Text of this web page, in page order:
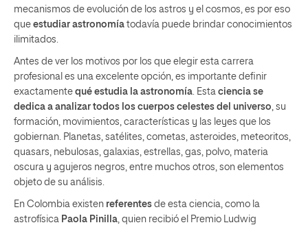
mecanismos de evolución de los astros y el cosmos, es por eso
que estudiar astronomía todavía puede brindar conocimientos
ilimitados.
Antes de ver los motivos por los que elegir esta carrera
profesional es una excelente opción, es importante definir
exactamente qué estudia la astronomía . Esta ciencia se
dedica a analizar todos los cuerpos celestes del universo , su
formación, movimientos, características y las leyes que los
gobiernan. Planetas, satélites, cometas, asteroides, meteoritos,
quasars, nebulosas, galaxias, estrellas, gas, polvo, materia
oscura y agujeros negros, entre muchos otros, son elementos
objeto de su análisis.
En Colombia existen referentes de esta ciencia, como la
astrofísica Paola Pinilla , quien recibió el Premio Ludwig